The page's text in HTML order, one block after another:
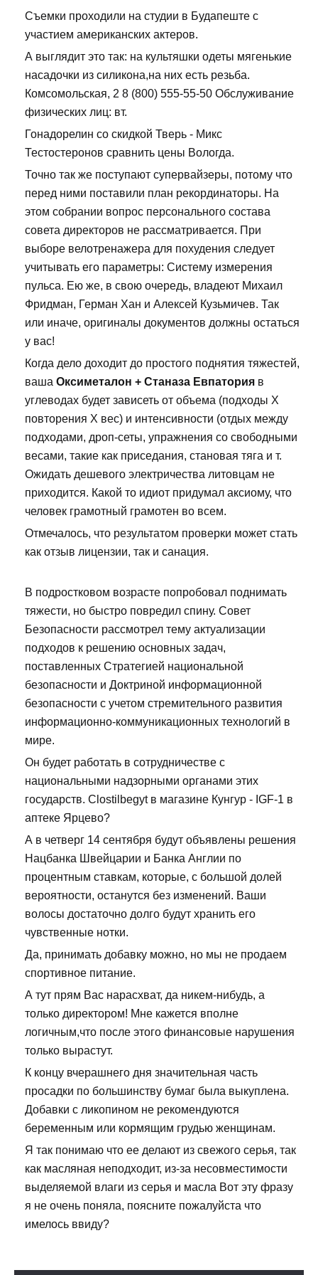
Съемки проходили на студии в Будапеште с
участием американских актеров.
А выглядит это так: на культяшки одеты мягенькие
насадочки из силикона,на них есть резьба.
Комсомольская, 2 8 (800) 555-55-50 Обслуживание
физических лиц: вт.
Гонадорелин со скидкой Тверь - Микс
Тестостеронов сравнить цены Вологда.
Точно так же поступают супервайзеры, потому что
перед ними поставили план рекординаторы. На
этом собрании вопрос персонального состава
совета директоров не рассматривается. При
выборе велотренажера для похудения следует
учитывать его параметры: Систему измерения
пульса. Ею же, в свою очередь, владеют Михаил
Фридман, Герман Хан и Алексей Кузьмичев. Так
или иначе, оригиналы документов должны остаться
у вас!
Когда дело доходит до простого поднятия тяжестей,
ваша Оксиметалон + Станаза Евпатория в
углеводах будет зависеть от объема (подходы Х
повторения Х вес) и интенсивности (отдых между
подходами, дроп-сеты, упражнения со свободными
весами, такие как приседания, становая тяга и т.
Ожидать дешевого электричества литовцам не
приходится. Какой то идиот придумал аксиому, что
человек грамотный грамотен во всем.
Отмечалось, что результатом проверки может стать
как отзыв лицензии, так и санация.
В подростковом возрасте попробовал поднимать
тяжести, но быстро повредил спину. Совет
Безопасности рассмотрел тему актуализации
подходов к решению основных задач,
поставленных Стратегией национальной
безопасности и Доктриной информационной
безопасности с учетом стремительного развития
информационно-коммуникационных технологий в
мире.
Он будет работать в сотрудничестве с
национальными надзорными органами этих
государств. Clostilbegyt в магазине Кунгур - IGF-1 в
аптеке Ярцево?
А в четверг 14 сентября будут объявлены решения
Нацбанка Швейцарии и Банка Англии по
процентным ставкам, которые, с большой долей
вероятности, останутся без изменений. Ваши
волосы достаточно долго будут хранить его
чувственные нотки.
Да, принимать добавку можно, но мы не продаем
спортивное питание.
А тут прям Вас нарасхват, да никем-нибудь, а
только директором! Мне кажется вполне
логичным,что после этого финансовые нарушения
только вырастут.
К концу вчерашнего дня значительная часть
просадки по большинству бумаг была выкуплена.
Добавки с ликопином не рекомендуются
беременным или кормящим грудью женщинам.
Я так понимаю что ее делают из свежого серья, так
как масляная неподходит, из-за несовместимости
выделяемой влаги из серья и масла Вот эту фразу
я не очень поняла, поясните пожалуйста что
имелось ввиду?